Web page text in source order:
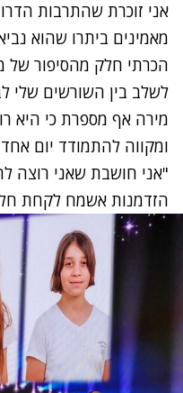
אני זוכרת שהתרבות
מאמינים ביתרו שהוא
הכרתי חלק מהסיפור של
לשלב בין השורשים שלי
מירה אף מספרת כי היא
ומקווה להתמודד יום
"אני חושבת שאני רוצה
הזדמנות אשמח לקחת